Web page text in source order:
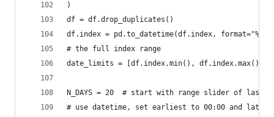
)
df = df.drop_duplicates()
df.index = pd.to_datetime(df.index,
# the full index range
date_limits = [df.index.min(), df.index.max()]
N_DAYS = 20  # start with range slider of last N
# use datetime, set earliest to 00:00 and latest